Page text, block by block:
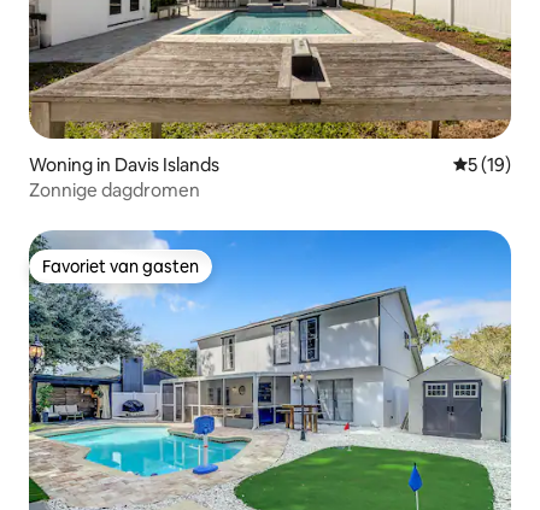
Woning in Davis Islands
5 (19)
Zonnige dagdromen
Favoriet van gasten
Favoriet van gasten